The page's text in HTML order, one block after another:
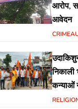
आरोप,
आवेदन
CRIME
कन्याओं